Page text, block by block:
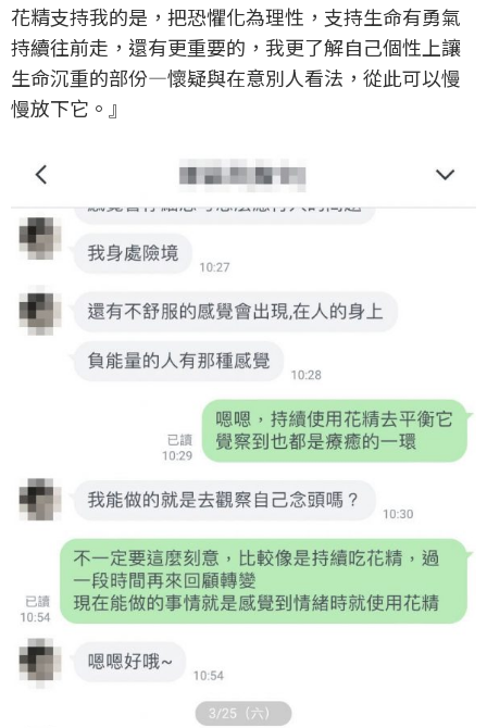
花精支持我的是，把恐懼化為理性，支持生命有勇氣
持續往前走，還有更重要的，我更了解自己個性上讓
生命沉重的部份—懷疑與在意別人看法，從此可以慢
慢放下它。 』